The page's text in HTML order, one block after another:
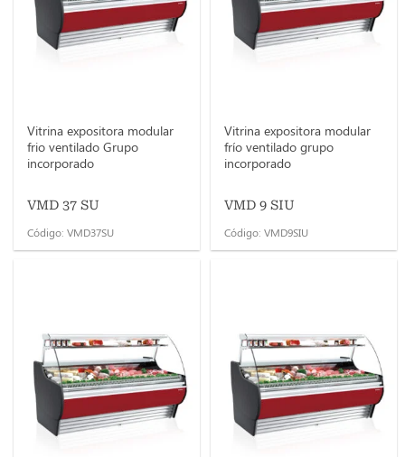
Vitrina expositora modular
frio ventilado Grupo
incorporado
VMD 37 SU
Código: VMD37SU
Vitrina expositora modular
frío ventilado grupo
incorporado
VMD 9 SIU
Código: VMD9SIU